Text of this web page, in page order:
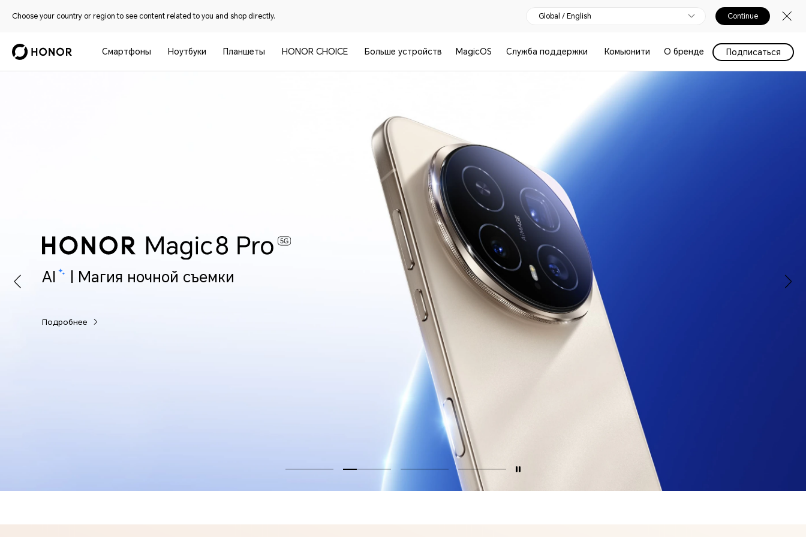
Choose your country or region to see content related to you and shop directly. Global / English Continue
Смартфоны Ноутбуки Планшеты HONOR CHOICE Больше устройств MagicOS Служба поддержки Комьюнити О бренде Подписаться
AI | Магия ночной съемки
Подробнее